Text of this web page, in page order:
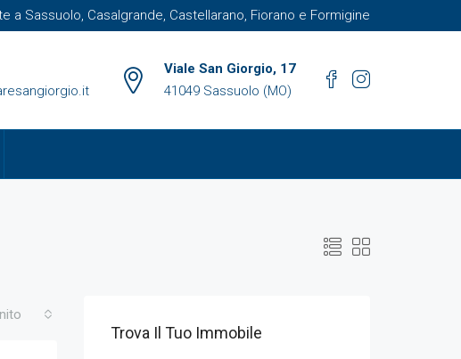
a Sassuolo, Casalgrande, Castellarano, Fiorano e Formigine
Viale San Giorgio, 17
41049 Sassuolo (MO)
Trova Il Tuo Immobile